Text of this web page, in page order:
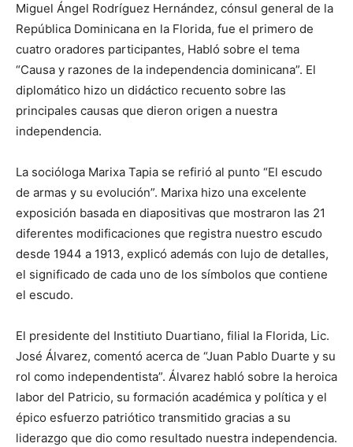
Miguel Ángel Rodríguez Hernández, cónsul general de la
República Dominicana en la Florida, fue el primero de
cuatro oradores participantes, Habló sobre el tema
“Causa y razones de la independencia dominicana”. El
diplomático hizo un didáctico recuento sobre las
principales causas que dieron origen a nuestra
independencia.
La socióloga Marixa Tapia se refirió al punto “El escudo
de armas y su evolución”. Marixa hizo una excelente
exposición basada en diapositivas que mostraron las 21
diferentes modificaciones que registra nuestro escudo
desde 1944 a 1913, explicó además con lujo de detalles,
el significado de cada uno de los símbolos que contiene
el escudo.
El presidente del Institiuto Duartiano, filial la Florida, Lic.
José Álvarez, comentó acerca de “Juan Pablo Duarte y su
rol como independentista”. Álvarez habló sobre la heroica
labor del Patricio, su formación académica y política y el
épico esfuerzo patriótico transmitido gracias a su
liderazgo que dio como resultado nuestra independencia.